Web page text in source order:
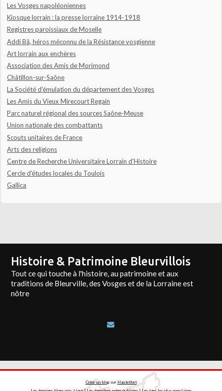
Les Vosges napoléoniennes
Kiosque lorrain : la presse lorraine 1914-1918
Registres paroissiaux de Moselle
Addi Bâ, héros méconnu de la Résistance vosgienne
Art lorrain aux enchères
Association des Amis de Morimond
Châtillon-sur-Saône
La Société d'émulation du département des Vosges
Les Amis du Vieux Mirecourt Regain
Parc naturel régional des sources Saône-Meuse
Union nationale des combattants
Scouts unitaires de France
Arts des religions
Centre de Recherche Universitaire Lorrain d'Histoire
Cercle d'études locales du Toulois
Gallica
Histoire & Patrimoine Bleurvillois
Tout ce qui touche à l'histoire, au patrimoine et aux
traditions de Bleurville, des Vosges et de la Lorraine est
nôtre
Créer un blogsur Hautetfort